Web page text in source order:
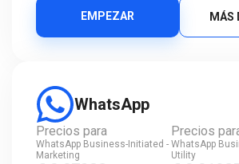
EMPEZAR MÁS
WhatsApp
Precios para
WhatsApp Business-Initiated -
Marketing
Precios
WhatsApp
Utility